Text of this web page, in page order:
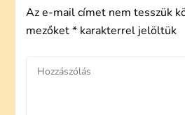
Az e-mail címet nem tesszük
mezőket* karakterrel jelöltük